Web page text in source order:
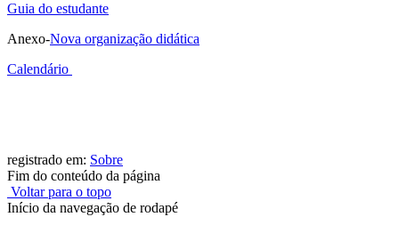
Guia do estudante
Anexo-Nova organização didática
Calendário
registrado em: Sobre
Fim do conteúdo da página
Voltar para o topo
Início da navegação de rodapé